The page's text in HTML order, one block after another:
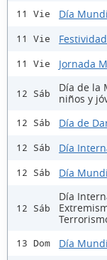
11 Vie Día
11 Vie
11 Vie Jornada
12 Sáb
Día de la
niños y
12 Sáb Día de
12 Sáb Día
12 Sáb Día
12 Sáb
Día
13 Dom Día